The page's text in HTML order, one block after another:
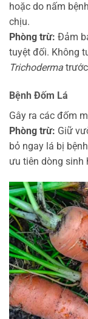
hoặc do nấm
chịu.
Phòng trừ: Đảm
tuyệt đối. Không
Trichoderma
Bệnh Đốm Lá
Gây ra các đốm
Phòng trừ: Giữ
bỏ ngay lá bị
ưu tiên dòng sinh